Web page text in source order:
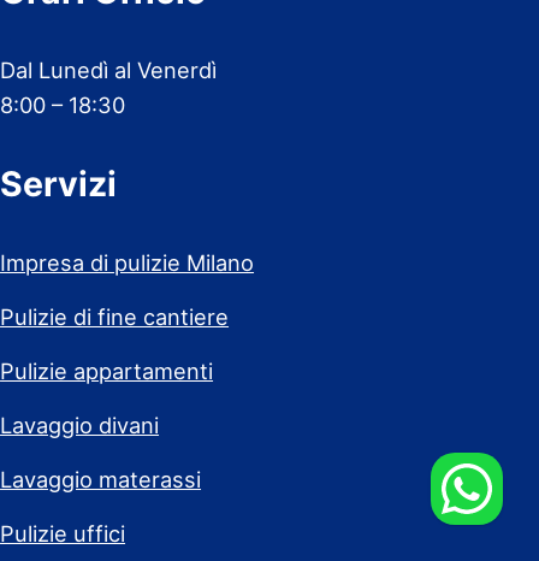
Dal Lunedì al Venerdì
8:00 – 18:30
Servizi
Impresa di pulizie Milano
Pulizie di fine cantiere
Pulizie appartamenti
Lavaggio divani
Lavaggio materassi
Pulizie uffici